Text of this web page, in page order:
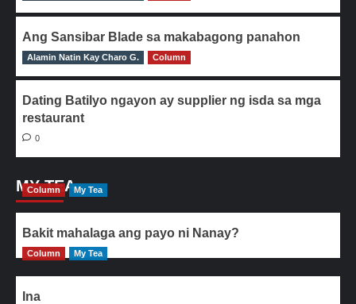
Ang Sansibar Blade sa makabagong panahon
0
Alamin Natin Kay Charo G. Column
Dating Batilyo ngayon ay supplier ng isda sa mga
restaurant
0
MY TEA
Column My Tea
Bakit mahalaga ang payo ni Nanay?
Column My Tea
Ina